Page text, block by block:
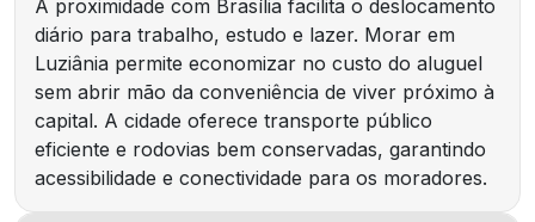
A proximidade com Brasília facilita o deslocamento
diário para trabalho, estudo e lazer. Morar em
Luziânia permite economizar no custo do aluguel
sem abrir mão da conveniência de viver próximo à
capital. A cidade oferece transporte público
eficiente e rodovias bem conservadas, garantindo
acessibilidade e conectividade para os moradores.